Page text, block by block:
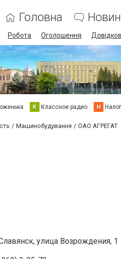
Головна
Робота Оголошення
К Классное радио Н
Машинобудування ОАО АГРЕГАТ
улица Возрождения, 1